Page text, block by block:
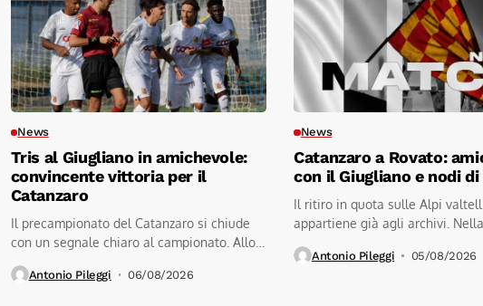
News
Tris al Giugliano in amichevole:
convincente vittoria per il
Catanzaro
Il precampionato del Catanzaro si chiude
con un segnale chiaro al campionato. Allo
stadio...
Antonio Pileggi 06/08/2026
News
Catanzaro a Rovato:
con il Giugliano e nodi
Il ritiro in quota sulle Alpi
appartiene già agli archivi. Nella
mattinata...
Antonio Pileggi 05/08/2026